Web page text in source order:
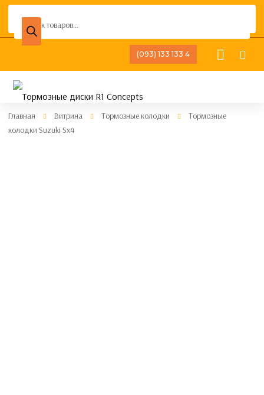
Поиск
товаров
(093) 133 133 4
Главная Витрина Тормозные колодки
Тормозные
колодки Suzuki Sx4